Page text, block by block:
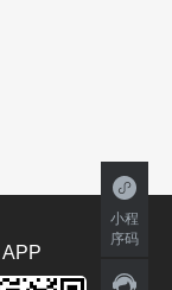
APP
小程
序码